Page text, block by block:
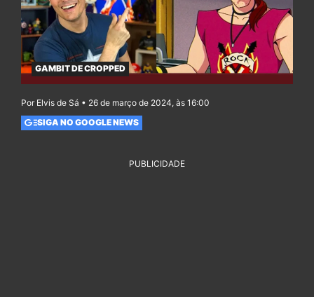
GAMBIT DE CROPPED
Por Elvis de Sá • 26 de março de 2024, às 16:00
SIGA NO GOOGLE NEWS
PUBLICIDADE